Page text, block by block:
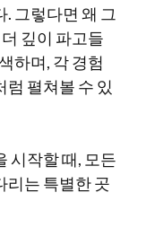
그렇다면 왜 그
깊이 파고들
하며, 각 경험
펼쳐볼 수 있
시작할 때, 모든
리는 특별한 곳